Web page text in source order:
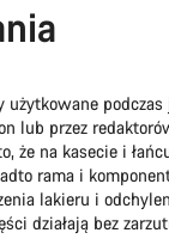
użytkowane
lub przez
że na kasecie i
rama i
lakieru i
działają bez